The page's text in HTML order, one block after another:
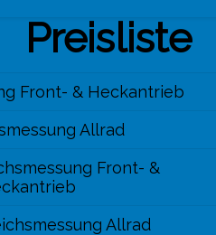
Preisliste
Front- & Heckantrieb
Allrad
Front- &
Allrad